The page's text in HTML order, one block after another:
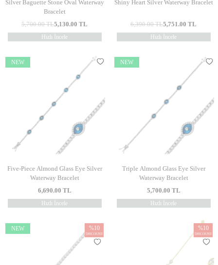
Silver Baguette Stone Oval Waterway
Bracelet
5,700.00TL5,130.00 TL
Hızlı İncele
Shiny Heart Silver Waterway Bracelet
6,390.00TL5,751.00 TL
Hızlı İncele
NEW
Five-Piece Almond Glass Eye Silver
Waterway Bracelet
6,690.00 TL
Hızlı İncele
NEW
Triple Almond Glass Eye Silver
Waterway Bracelet
5,700.00 TL
Hızlı İncele
NEW %10
DISCOUNT
%10
DISCOUNT